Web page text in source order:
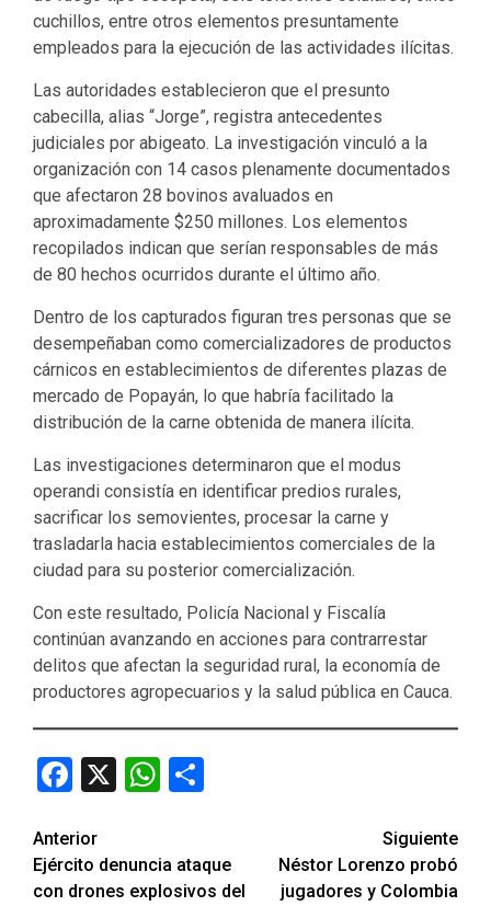
cuchillos, entre otros elementos presuntamente
empleados para la ejecución de las actividades ilícitas.
Las autoridades establecieron que el presunto
cabecilla, alias “Jorge”, registra antecedentes
judiciales por abigeato. La investigación vinculó a la
organización con 14 casos plenamente documentados
que afectaron 28 bovinos avaluados en
aproximadamente $250 millones. Los elementos
recopilados indican que serían responsables de más
de 80 hechos ocurridos durante el último año.
Dentro de los capturados figuran tres personas que se
desempeñaban como comercializadores de productos
cárnicos en establecimientos de diferentes plazas de
mercado de Popayán, lo que habría facilitado la
distribución de la carne obtenida de manera ilícita.
Las investigaciones determinaron que el modus
operandi consistía en identificar predios rurales,
sacrificar los semovientes, procesar la carne y
trasladarla hacia establecimientos comerciales de la
ciudad para su posterior comercialización.
Con este resultado, Policía Nacional y Fiscalía
continúan avanzando en acciones para contrarrestar
delitos que afectan la seguridad rural, la economía de
productores agropecuarios y la salud pública en Cauca.
Facebook
X WhatsApp
Seguir
leyendo
Anterior
Ejército denuncia ataque
con drones explosivos del
Siguiente
Néstor Lorenzo probó
jugadores y Colombia